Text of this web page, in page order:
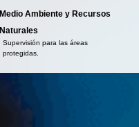
Medio Ambiente y Recursos
Naturales
Supervisión para las áreas
protegidas.